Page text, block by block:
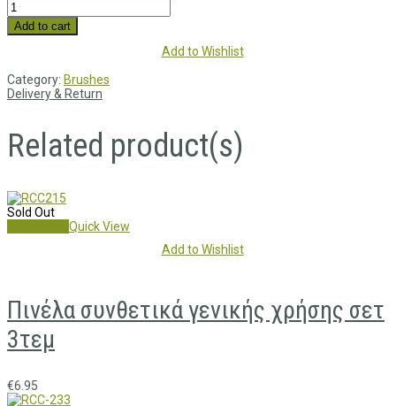
Add to cart
Add to Wishlist
Category: Brushes
Delivery & Return
Related product(s)
Sold Out
Quick View
Add to Wishlist
Πινέλα συνθετικά γενικής χρήσης σετ
3τεμ
€6.95